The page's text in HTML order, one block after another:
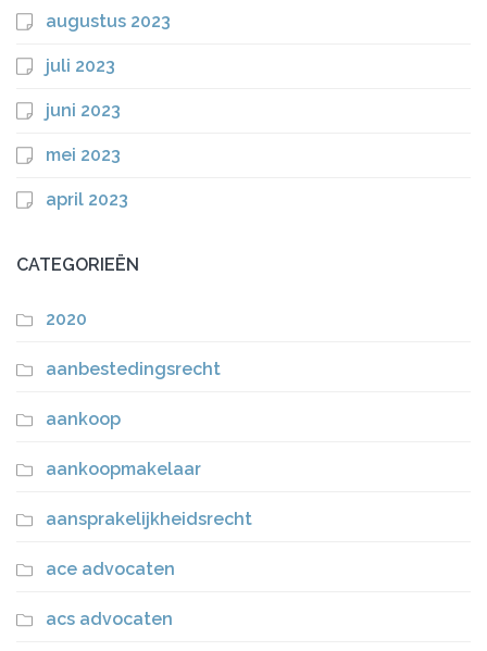
augustus 2023
juli 2023
juni 2023
mei 2023
april 2023
CATEGORIEËN
2020
aanbestedingsrecht
aankoop
aankoopmakelaar
aansprakelijkheidsrecht
ace advocaten
acs advocaten